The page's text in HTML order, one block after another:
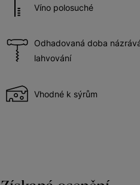
Víno polosuché
Odhadovaná doba
lahvování
Vhodné k sýrům